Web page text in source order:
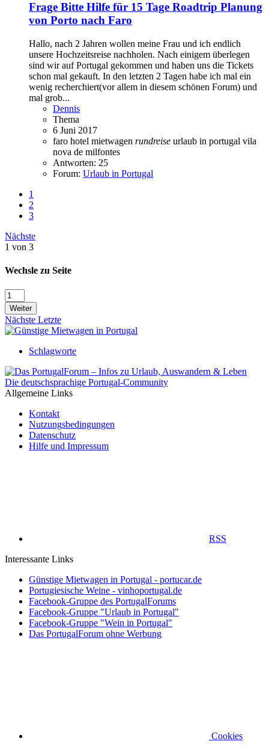
Frage Bitte Hilfe für 15 Tage Roadtrip Planung
von Porto nach Faro
Hallo, nach 2 Jahren wollen meine Frau und ich endlich
unsere Hochzeitsreise nachholen. Nach einigem überlegen
sind wir auf Portugal gekommen und haben uns die Tickets
schon mal gekauft. In den letzten 2 Tagen habe ich mal ein
wenig recherchiert(vor allem in diesem schönen Forum) und
mal grob...
Dennis
Thema
6 Juni 2017
faro hotel mietwagen rundreise urlaub in portugal vila
nova de milfontes
Antworten: 25
Forum: Urlaub in Portugal
1
2
3
Nächste
1 von 3
Wechsle zu Seite
Weiter
Nächste Letzte
Schlagworte
Die deutschsprachige Portugal-Community
Allgemeine Links
Kontakt
Nutzungsbedingungen
Datenschutz
Hilfe und Impressum
RSS
Interessante Links
Günstige Mietwagen in Portugal - portucar.de
Portugiesische Weine - vinhoportugal.de
Facebook-Gruppe des PortugalForums
Facebook-Gruppe "Urlaub in Portugal"
Facebook-Gruppe "Wein in Portugal"
Das PortugalForum ohne Werbung
Cookies